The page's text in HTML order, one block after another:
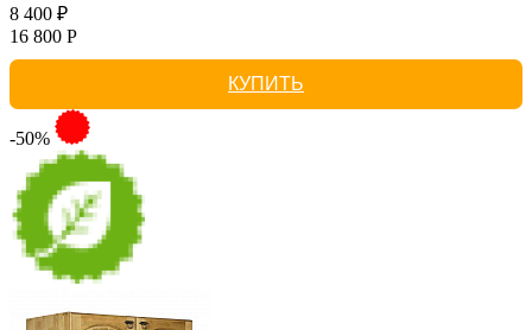
8 400 ₽
16 800 Р
КУПИТЬ
-50%